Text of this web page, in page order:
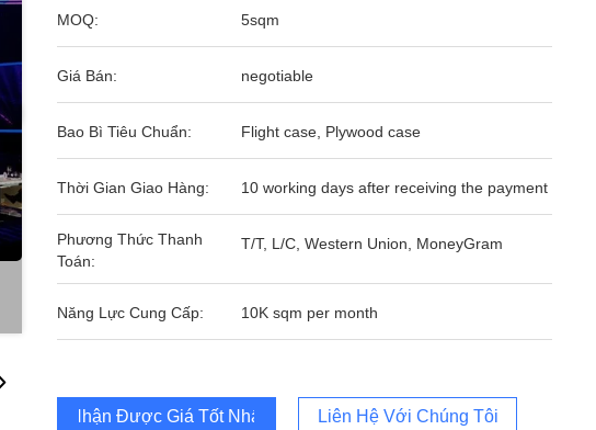
MOQ: 5sqm
Giá Bán: negotiable
Bao Bì Tiêu Chuẩn: Flight case, Plywood case
Thời Gian Giao Hàng: 10 working days after receiving the payment
Phương Thức Thanh
Toán:
T/T, L/C, Western Union, MoneyGram
Năng Lực Cung Cấp: 10K sqm per month
Nhận Được Giá Tốt Nhất Liên Hệ Với Chúng Tôi